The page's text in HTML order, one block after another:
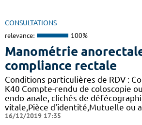
CONSULTATIONS
relevance: 100%
Manométrie
compliance rectale
Conditions particulières de RDV :
K40 Compte-rendu de coloscopie
endo-anale, clichés de
vitale,Pièce d'identité,Mutuelle ou
16/12/2019 17:35